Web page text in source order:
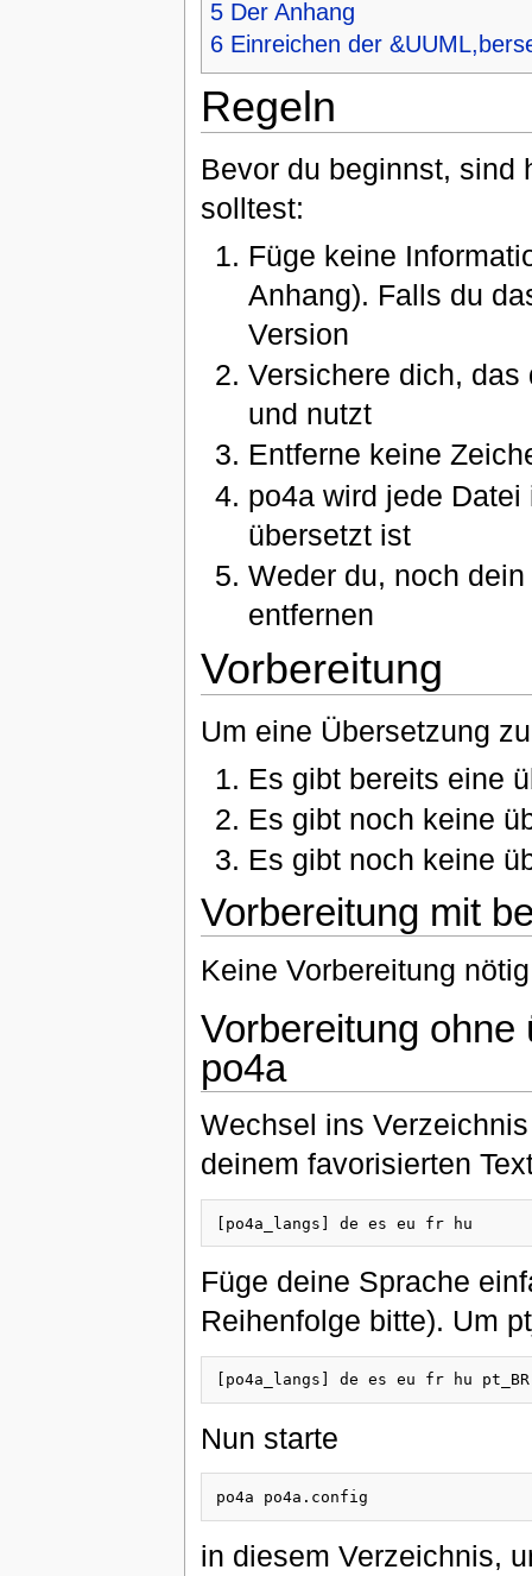
5 Der Anhang
6 Einreichen der
Regeln
Bevor du beginnst, sind
solltest:
Füge keine
Anhang). Falls du
Version
Versichere dich, das
und nutzt
Entferne keine
po4a wird jede
übersetzt ist
Weder du, noch
entfernen
Vorbereitung
Um eine Übersetzung
Es gibt bereits eine
Es gibt noch keine
Es gibt noch keine
Vorbereitung mit
Keine Vorbereitung
Vorbereitung
po4a
Wechsel ins
deinem favorisierten
Füge deine Sprache
Reihenfolge bitte). Um
Nun starte
in diesem Verzeichnis,